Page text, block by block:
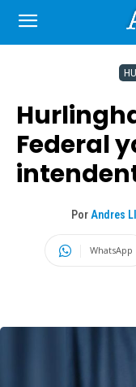
Federal
Por Andres
WhatsApp